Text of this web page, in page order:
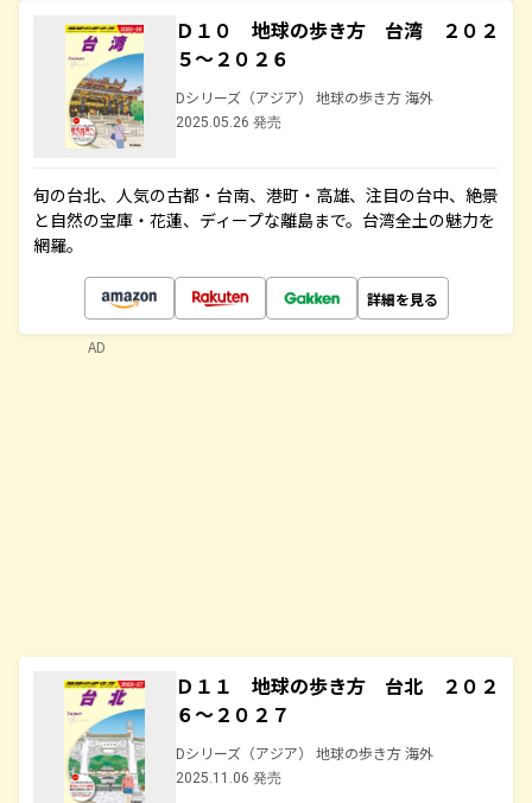
Ｄ１０ 地球の歩き方 台湾 ２０２
５～２０２６
Dシリーズ（アジア） 地球の歩き方 海外
2025.05.26 発売
旬の台北、人気の古都・台南、港町・高雄、注目の台中、絶景
と自然の宝庫・花蓮、ディープな離島まで。台湾全土の魅力を
網羅。
詳細を見る
Ｄ１１ 地球の歩き方 台北 ２０２
６～２０２７
Dシリーズ（アジア） 地球の歩き方 海外
2025.11.06 発売
AD